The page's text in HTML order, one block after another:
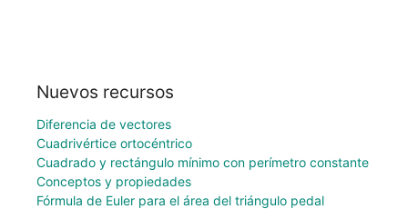
Nuevos recursos
Diferencia de vectores
Cuadrivértice ortocéntrico
Cuadrado y rectángulo mínimo con perímetro constante
Conceptos y propiedades
Fórmula de Euler para el área del triángulo pedal